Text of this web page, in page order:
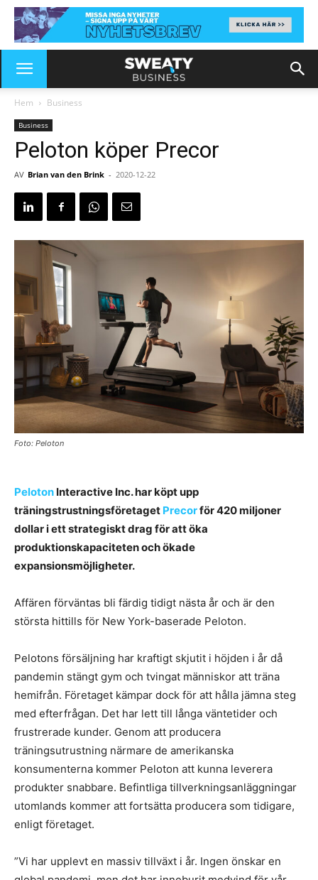
Hem Business
Business
Peloton köper Precor
AV Brian van den Brink - 2020-12-22
Foto: Peloton
Peloton Interactive Inc. har köpt upp
träningstrustningsföretaget Precorför 420 miljoner
dollar i ett strategiskt drag för att öka
produktionskapaciteten och ökade
expansionsmöjligheter.
Affären förväntas bli färdig tidigt nästa år och är den
största hittills för New York-baserade Peloton.
Pelotons försäljning har kraftigt skjutit i höjden i år då
pandemin stängt gym och tvingat människor att träna
hemifrån. Företaget kämpar dock för att hålla jämna steg
med efterfrågan. Det har lett till långa väntetider och
frustrerade kunder. Genom att producera
träningsutrustning närmare de amerikanska
konsumenterna kommer Peloton att kunna leverera
produkter snabbare. Befintliga tillverkningsanläggningar
utomlands kommer att fortsätta producera som tidigare,
enligt företaget.
”Vi har upplevt en massiv tillväxt i år. Ingen önskar en